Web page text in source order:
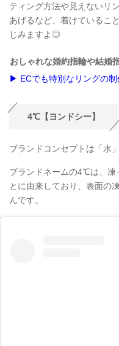
ティング方法や見えないリ
あげるなど、着けているこ
じみますよ◎
おしゃれな婚約指輪や結婚
▶ ECでも特別なリングの制
4℃【ヨンドシー】
ブランドコンセプトは「水」
ブランドネームの4℃は、凍
とに由来しており、表面の
んです。